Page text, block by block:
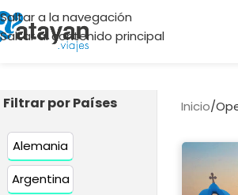
Saltar a la navegación
Saltar al contenido principal
Filtrar por Países
Alemania
Argentina
Inicio/